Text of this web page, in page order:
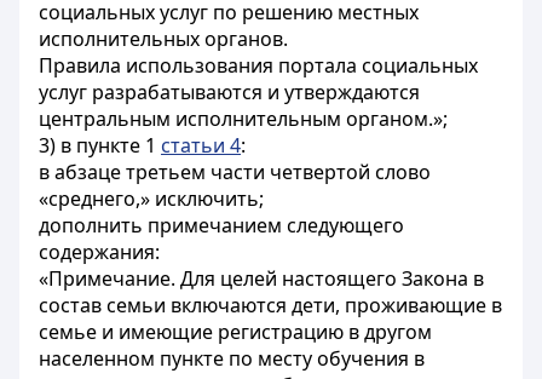
социальных услуг по решению местных
исполнительных органов.
Правила использования портала социальных
услуг разрабатываются и утверждаются
центральным исполнительным органом.»;
3) в пункте 1 статьи 4:
в абзаце третьем части четвертой слово
«среднего,» исключить;
дополнить примечанием следующего
содержания:
«Примечание. Для целей настоящего Закона в
состав семьи включаются дети, проживающие в
семье и имеющие регистрацию в другом
населенном пункте по месту обучения в